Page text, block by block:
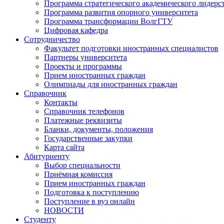
Программа стратегического академического
Программа развития опорного университета
Программа трансформации ВолгГТУ
Цифровая кафедра
Сотрудничество
Факультет подготовки иностранных специалистов
Партнеры университета
Проекты и программы
Прием иностранных граждан
Олимпиады для иностранных граждан
Справочник
Контакты
Справочник телефонов
Платежные реквизиты
Бланки, документы, положения
Государственные закупки
Карта сайта
Абитуриенту
Выбор специальности
Приёмная комиссия
Прием иностранных граждан
Подготовка к поступлению
Поступление в вуз онлайн
НОВОСТИ
Студенту